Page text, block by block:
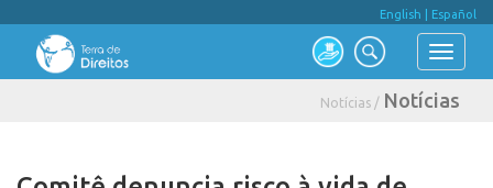
English Español
Notícias / Notícias